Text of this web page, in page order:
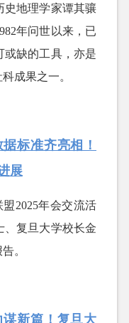
史地理学家谭其骧
年问世以来，已
或缺的工具，亦是
成果之一。
标准齐亮相！
展
2025年会交流活
、复旦大学校长金
。
新篇！复旦大